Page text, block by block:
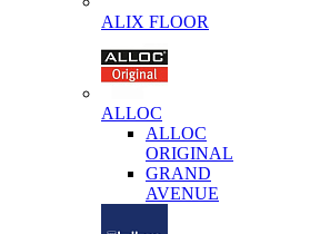
ALIX FLOOR
ALLOC
ALLOC
ORIGINAL
GRAND
AVENUE